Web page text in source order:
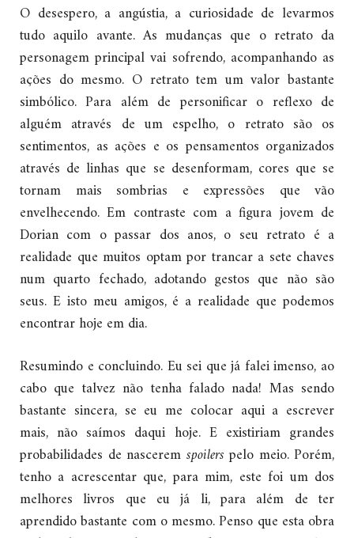
O desespero, a angústia, a curiosidade de levarmos
tudo aquilo avante. As mudanças que o retrato da
personagem principal vai sofrendo, acompanhando as
ações do mesmo. O retrato tem um valor bastante
simbólico. Para além de personificar o reflexo de
alguém através de um espelho, o retrato são os
sentimentos, as ações e os pensamentos organizados
através de linhas que se desenformam, cores que se
tornam mais sombrias e expressões que vão
envelhecendo. Em contraste com a figura jovem de
Dorian com o passar dos anos, o seu retrato é a
realidade que muitos optam por trancar a sete chaves
num quarto fechado, adotando gestos que não são
seus. E isto meu amigos, é a realidade que podemos
encontrar hoje em dia.
Resumindo e concluindo. Eu sei que já falei imenso, ao
cabo que talvez não tenha falado nada! Mas sendo
bastante sincera, se eu me colocar aqui a escrever
mais, não saímos daqui hoje. E existiriam grandes
probabilidades de nascerem spoilerspelo meio. Porém,
tenho a acrescentar que, para mim, este foi um dos
melhores livros que eu já li, para além de ter
aprendido bastante com o mesmo. Penso que esta obra